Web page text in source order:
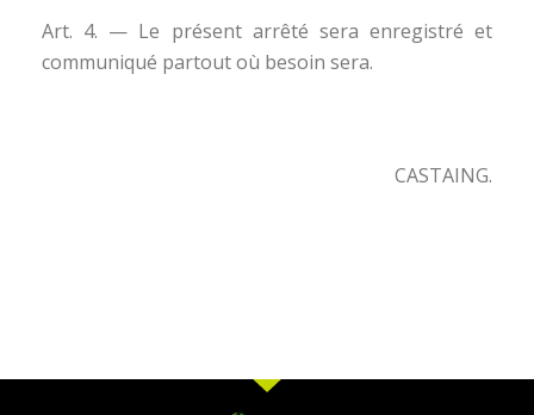
Art. 4. — Le présent arrêté sera enregistré et
communiqué partout où besoin sera.
CASTAING.